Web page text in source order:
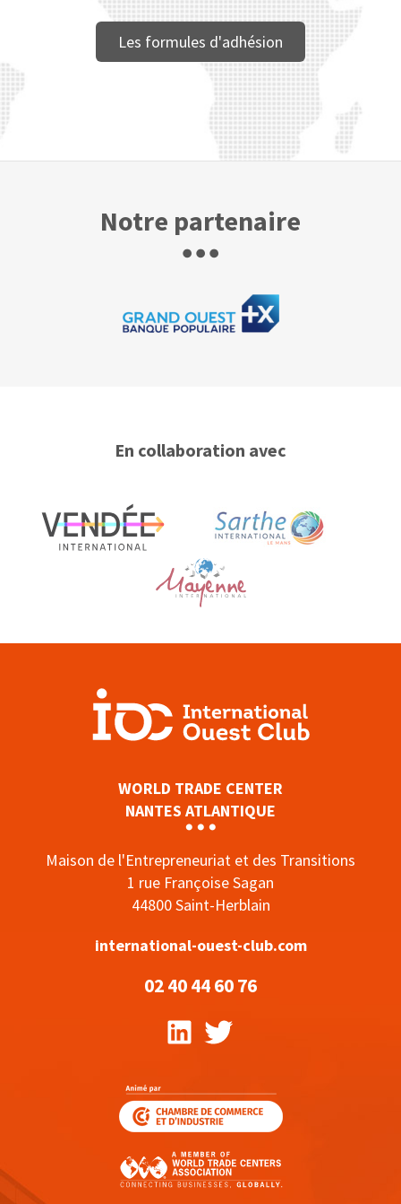
Les formules d'adhésion
Notre partenaire
En collaboration avec
WORLD TRADE CENTER
NANTES ATLANTIQUE
Maison de l'Entrepreneuriat et des Transitions
1 rue Françoise Sagan
44800 Saint-Herblain
international-ouest-club.com
02 40 44 60 76